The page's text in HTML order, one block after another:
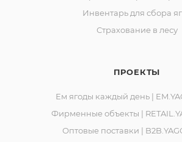
Юридический адрес: 188523,
Ленинградская обл.,
Лопухинка, ул. Советская, д. 1, корп.
Инвентарь для сбора
Страхование в лесу
ПРОЕКТЫ
Ем ягоды каждый день |
Фирменные объекты |
Оптовые поставки |